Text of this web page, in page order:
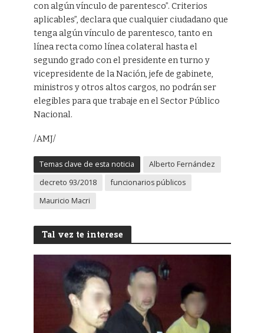
con algún vínculo de parentesco”. Criterios
aplicables”, declara que cualquier ciudadano que
tenga algún vínculo de parentesco, tanto en
línea recta como línea colateral hasta el
segundo grado con el presidente en turno y
vicepresidente de la Nación, jefe de gabinete,
ministros y otros altos cargos, no podrán ser
elegibles para que trabaje en el Sector Público
Nacional.
/AMJ/
Temas clave de esta noticia
Alberto Fernández
decreto 93/2018
funcionarios públicos
Mauricio Macri
Tal vez te interese